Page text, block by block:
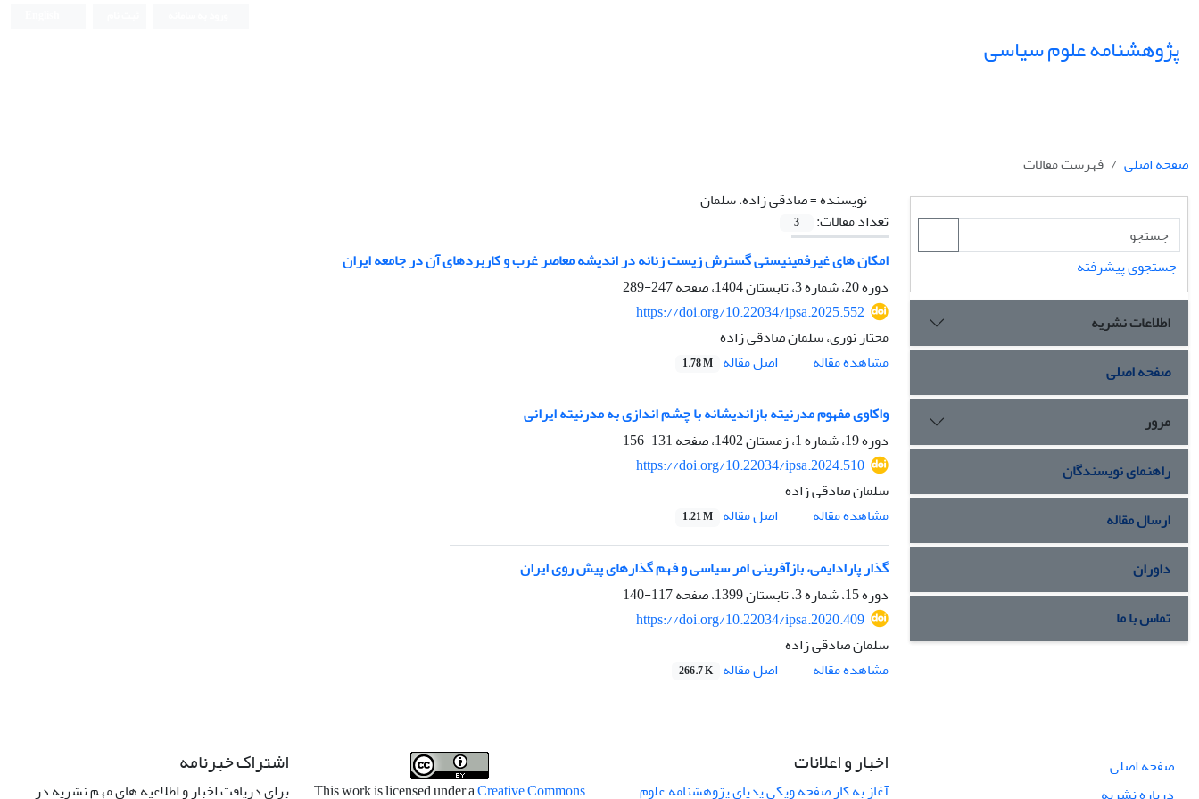
پژوهشنامه علوم سیاسی
صفحه اصلی
فهرست مقالات
نویسنده =صادقی زاده، سلمان
تعداد مقالات:
3
امکان های غیرفمینیستی گسترش زیست زنانه در اندیشه معاصر غرب و کاربردهای آن در جامعه ایران
دوره 20، شماره 3، تابستان 1404، صفحه
247-289
https://doi.org/10.22034/ipsa.2025.552
مختار نوری، سلمان صادقی زاده
مشاهده مقاله
اصل مقاله 1.78 M
واکاوی مفهوم مدرنیته بازاندیشانه با چشم اندازی به مدرنیته ایرانی
دوره 19، شماره 1، زمستان 1402، صفحه
131-156
https://doi.org/10.22034/ipsa.2024.510
سلمان صادقی زاده
مشاهده مقاله
اصل مقاله 1.21 M
گذار پارادایمی، بازآفرینی امر سیاسی و فهم گذارهای پیش روی ایران
دوره 15، شماره 3، تابستان 1399، صفحه
117-140
https://doi.org/10.22034/ipsa.2020.409
سلمان صادقی زاده
مشاهده مقاله
اصل مقاله 266.7 K
جستجوی پیشرفته
اطلاعات نشریه
صفحه اصلی
مرور
راهنمای نویسندگان
ارسال مقاله
داوران
تماس با ما
صفحه اصلی
اخبار و اعلانات
آغاز به کار صفحه ویکی پدیای پژوهشنامه علوم
This work is licensed under aCreative Commons
اشتراک خبرنامه
برای دریافت اخبار و اطلاعیه های مهم نشریه در